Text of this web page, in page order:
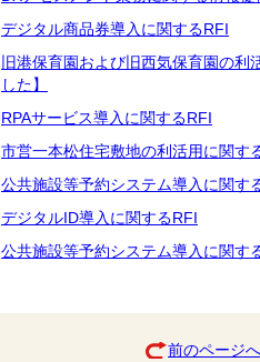
デジタル商品券導入に関するRFI
旧港保育園および旧西気保育園の
した】
RPAサービス導入に関するRFI
市営一本松住宅敷地の利活用に関す
公共施設等予約システム導入に関す
デジタルID導入に関するRFI
公共施設等予約システム導入に関す
前のページ